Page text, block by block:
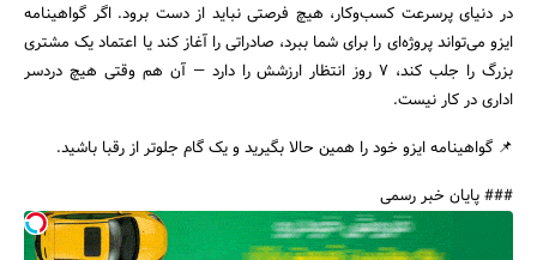
در دنیای پرسرعت کسب‌وکار، هیچ فرصتی نباید از دست برود. اگر گواهینامه
ایزو می‌تواند پروژه‌ای را برای شما ببرد، صادراتی را آغاز کند یا اعتماد یک مشتری
بزرگ را جلب کند، ۷ روز انتظار ارزشش را دارد — آن هم وقتی هیچ دردسر
اداری در کار نیست.
📌 گواهینامه ایزو خود را همین حالا بگیرید و یک گام جلوتر از رقبا باشید.
### پایان خبر رسمی